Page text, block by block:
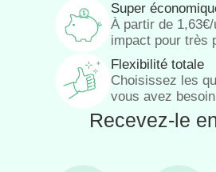
Super
À partir de
impact pour très
Flexibilité totale
Choisissez les
vous avez besoin
Recevez-le